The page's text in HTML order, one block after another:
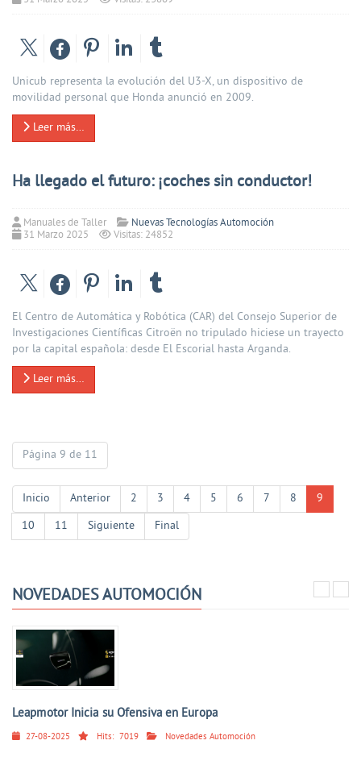
Unicub representa la evolución del U3-X, un dispositivo de
movilidad personal que Honda anunció en 2009.
Leer más…
Ha llegado el futuro: ¡coches sin conductor!
Manuales de Taller
Nuevas Tecnologías Automoción
31 Marzo 2025
Visitas: 24852
El Centro de Automática y Robótica (CAR) del Consejo Superior de
Investigaciones Científicas Citroën no tripulado hiciese un trayecto
por la capital española: desde El Escorial hasta Arganda.
Leer más…
Página 9 de 11
Inicio Anterior 2 3 4 5 6 7 8
9
10
11 Siguiente Final
NOVEDADES AUTOMOCIÓN
Leapmotor Inicia su Ofensiva en Europa
27-08-2025 Hits: 7019 Novedades Automoción